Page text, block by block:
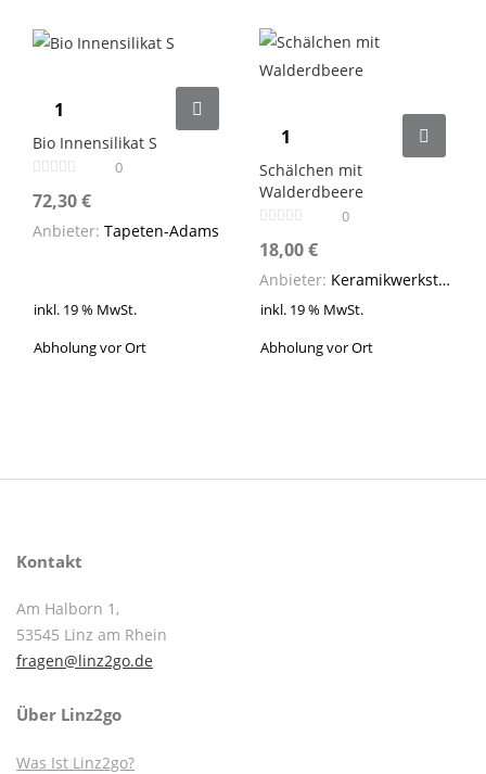
Bio Innensilikat S
0
72,30€
Anbieter: Tapeten-Adams
inkl. 19 % MwSt.
Abholung vor Ort
Schälchen mit
Walderdbeere
0
18,00€
Anbieter: Keramikwerkstatt SteinZeug
inkl. 19 % MwSt.
Abholung vor Ort
Kontakt
Am Halborn 1,
53545 Linz am Rhein
fragen@linz2go.de
Über Linz2go
Was Ist Linz2go?